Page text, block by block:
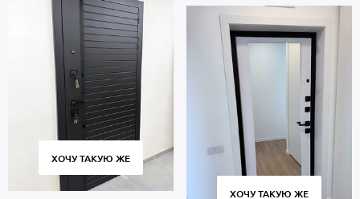
ХОЧУ ТАКУЮ ЖЕ
ХОЧУ ТАКУЮ ЖЕ